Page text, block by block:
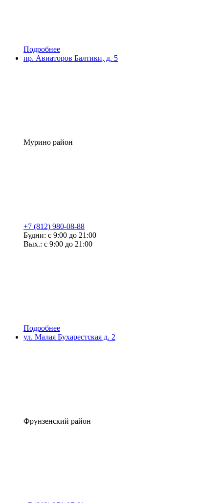
Подробнее
пр. Авиаторов Балтики, д. 5
Мурино район
+7 (812) 980-08-88
Будни: с 9:00 до 21:00
Вых.: с 9:00 до 21:00
Подробнее
ул. Малая Бухарестская д. 2
Фрунзенский район